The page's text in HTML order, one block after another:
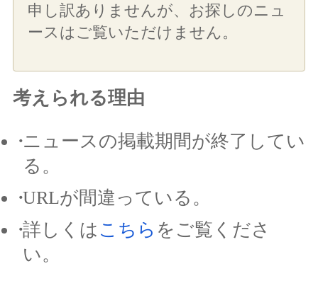
申し訳ありませんが、お探しのニュ
ースはご覧いただけません。
考えられる理由
ニュースの掲載期間が終了してい
る。
URLが間違っている。
詳しくは こちら をご覧くださ
い。